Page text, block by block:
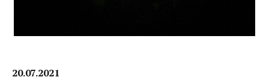
20.07.2021